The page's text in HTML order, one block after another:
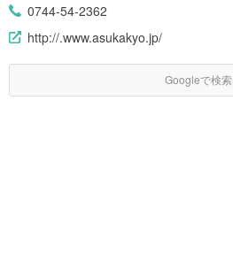
0744-54-2362
http://.www.asukakyo.jp/
Googleで検索